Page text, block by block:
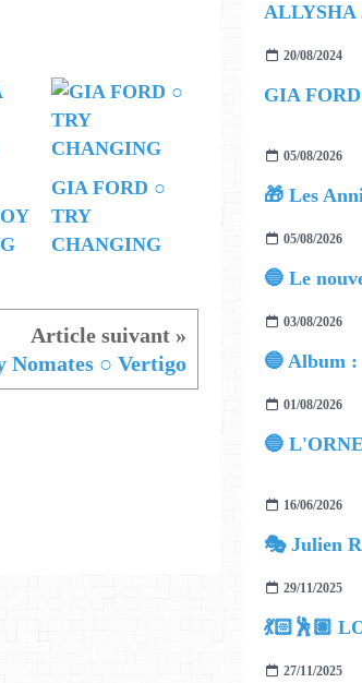
GIA FORD ○
TRY
CHANGING
Nomates ○ Vertigo
ALLYSHA
20/08/2024
GIA
05/08/2026
🎁 Les
05/08/2026
03/08/2026
01/08/2026
🔵
16/06/2026
29/11/2025
💃🏻🕺🏽
27/11/2025